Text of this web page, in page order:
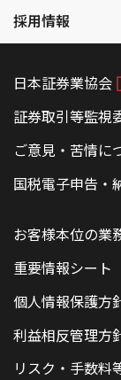
採用情報
日本証券業協会
証券取引等監視
ご意見・苦情に
国税電子申告・
お客様本位の業
重要情報シート
個人情報保護方
利益相反管理方
リスク・手数料